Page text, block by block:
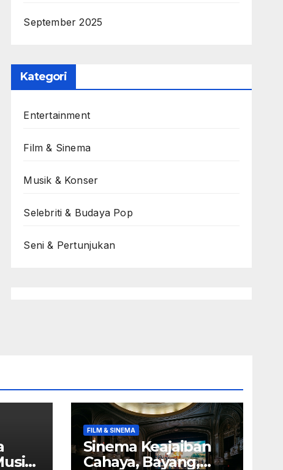
September 2025
Kategori
Entertainment
Film & Sinema
Musik & Konser
Selebriti & Budaya Pop
Seni & Pertunjukan
FILM & SINEMA
Sinema Keajaiban
Cahaya, Bayang,